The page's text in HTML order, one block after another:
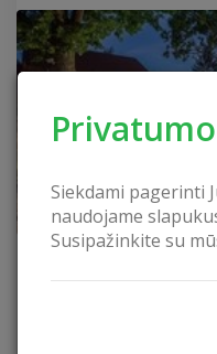
Siekdami pagerinti
naudojame
Susipažinkite su
Sodyba